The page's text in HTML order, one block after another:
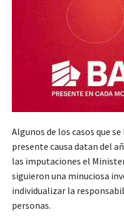
Algunos de los casos que
presente causa datan del
las imputaciones el
siguieron una minuciosa
individualizar la
personas.